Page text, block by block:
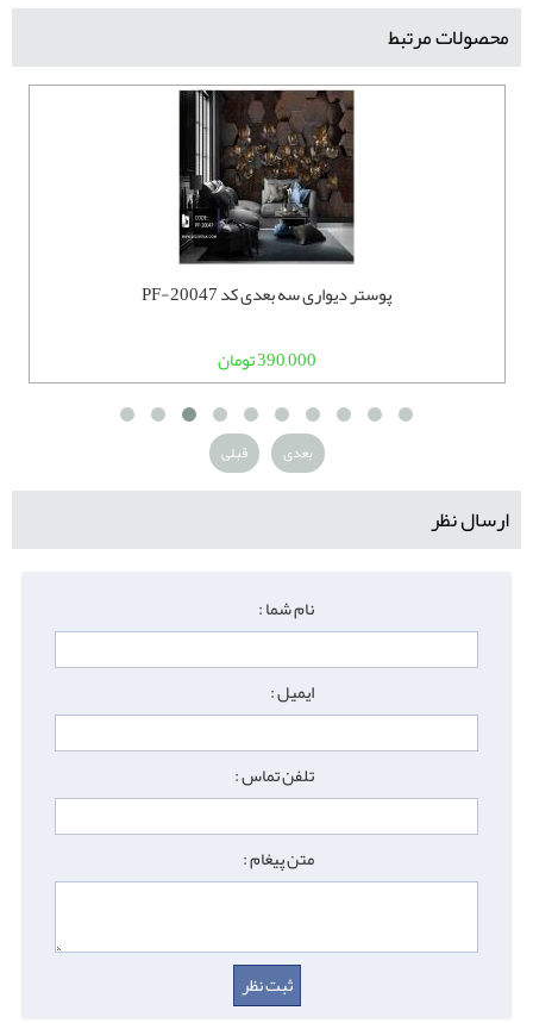
محصولات مرتبط
پوستر دیواری سه بعدی کد PF-20047
390,000 تومان
قبلی بعدی
ارسال نظر
نام شما :
ایمیل :
تلفن تماس :
متن پیغام :